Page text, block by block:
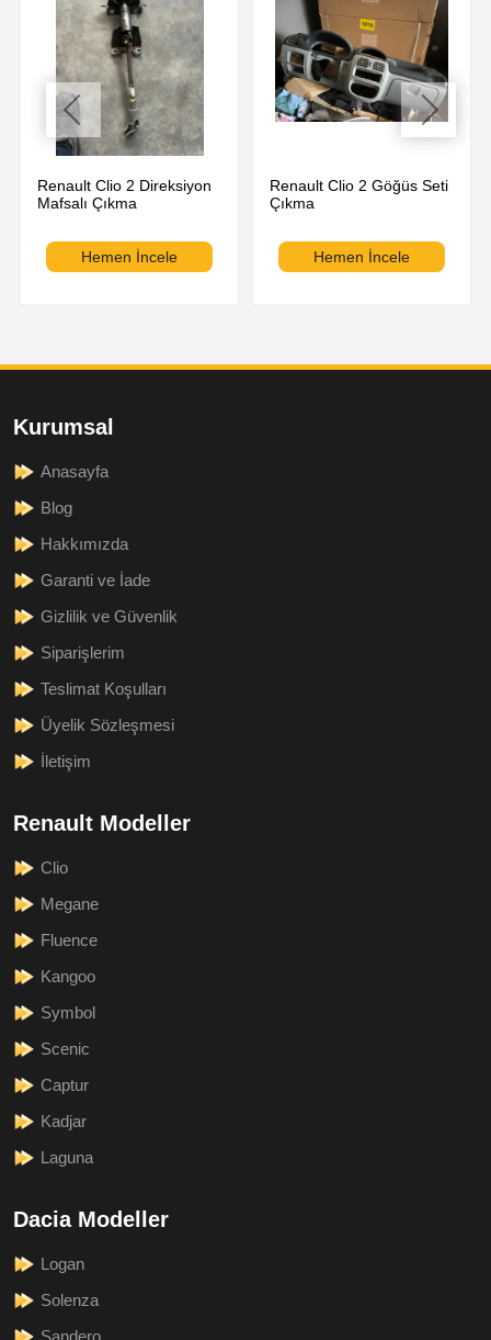
Renault Clio 2 Direksiyon
Mafsalı Çıkma
Hemen İncele
Renault Clio 2 Göğüs Seti
Çıkma
Hemen İncele
Kurumsal
Anasayfa
Blog
Hakkımızda
Garanti ve İade
Gizlilik ve Güvenlik
Siparişlerim
Teslimat Koşulları
Üyelik Sözleşmesi
İletişim
Renault Modeller
Clio
Megane
Fluence
Kangoo
Symbol
Scenic
Captur
Kadjar
Laguna
Dacia Modeller
Logan
Solenza